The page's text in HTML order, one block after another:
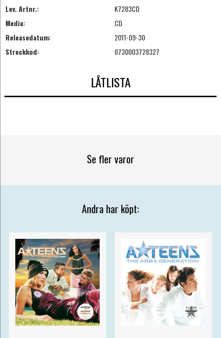
Lev. Artnr.:
K7283CD
Media:
CD
Releasedatum:
2011-09-30
Streckkod:
0730003728327
LÅTLISTA
Se fler varor
Andra har köpt: